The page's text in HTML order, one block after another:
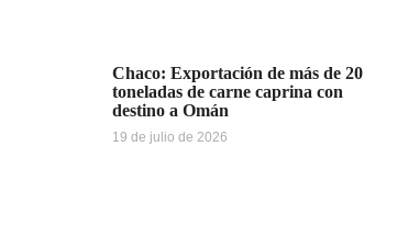
Chaco: Exportación de más de 20
toneladas de carne caprina con
destino a Omán
19 de julio de 2026